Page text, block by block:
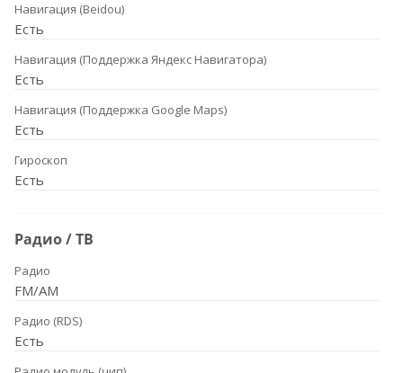
Навигация (Beidou)
Есть
Навигация (Поддержка Яндекс Навигатора)
Есть
Навигация (Поддержка Google Maps)
Есть
Гироскоп
Есть
Радио / ТВ
Радио
FM/AM
Радио (RDS)
Есть